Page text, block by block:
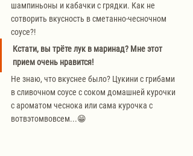
шампиньоны и кабачки с грядки. Как не
сотворить вкусность в сметанно-чесночном
соусе?!
Кстати, вы трёте лук в маринад? Мне этот
прием очень нравится!
Не знаю, что вкуснее было? Цукини с грибами
в сливочном соусе с соком домашней курочки
с ароматом чеснока или сама курочка с
вотвэтомвовсем...😁